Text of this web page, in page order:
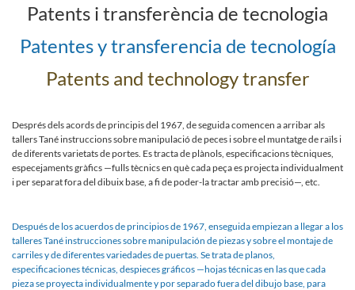
Patents i transferència de tecnologia
Patentes y transferencia de tecnología
Patents and technology transfer
Després dels acords de principis del 1967, de seguida comencen a arribar als
tallers Tané instruccions sobre manipulació de peces i sobre el muntatge de raïls i
de diferents varietats de portes. Es tracta de plànols, es­pecificacions tècniques,
especejaments gràfics —fulls tècnics en què cada peça es projecta individualment
i per separat fora del dibuix base, a fi de poder-la tractar amb precisió—, etc.
Después de los acuerdos de principios de 1967, en­seguida empiezan a llegar a los
talleres Tané instruccio­nes sobre manipulación de piezas y sobre el montaje de
carriles y de diferentes variedades de puertas. Se trata de planos,
especificaciones técnicas, despieces gráficos —hojas técnicas en las que cada
pieza se proyecta indi­vidualmente y por separado fuera del dibujo base, para